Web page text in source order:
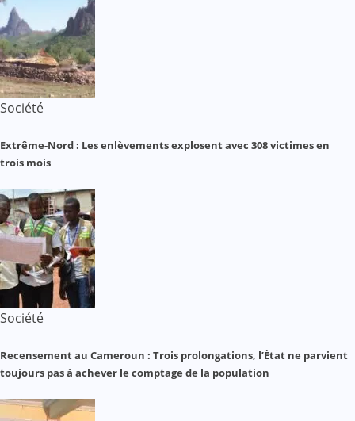
Société
Extrême-Nord : Les enlèvements explosent avec 308 victimes en
trois mois
Société
Recensement au Cameroun : Trois prolongations, l’État ne parvient
toujours pas à achever le comptage de la population